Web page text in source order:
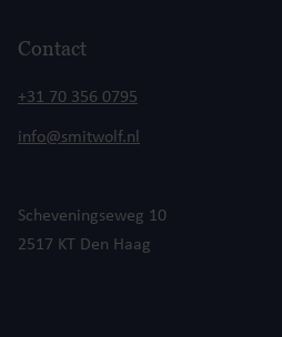
Contact
+31 70 356 0795
info@smitwolf.nl
Scheveningseweg 10
2517 KT Den Haag